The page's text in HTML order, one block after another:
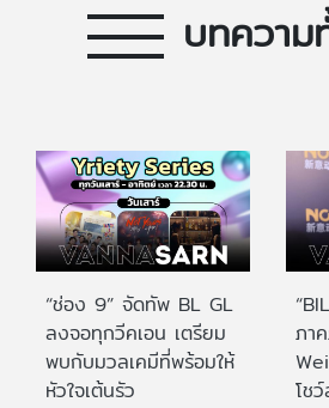
บทควา
“ช่อง 9” จัดทัพ BL GL
ลงจอทุกวีคเอน เตรียม
พบกับมวลเคมีที่พร้อมให้
หัวใจเต้นรัว
ภา
โช